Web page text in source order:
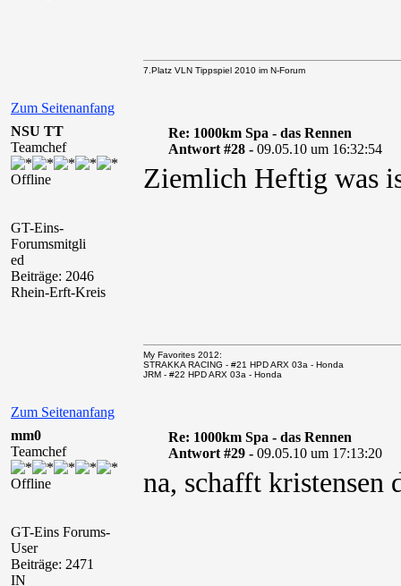
Zum Seitenanfang
7.Platz VLN Tippspiel 2010 im N-Forum
NSU TT
Teamchef
Offline
GT-Eins-
Forumsmitgli
ed
Beiträge: 2046
Rhein-Erft-Kreis
Re: 1000km Spa - das Rennen
Antwort #28 - 09.05.10 um 16:32:54
Ziemlich Heftig was
Zum Seitenanfang
My Favorites 2012:
STRAKKA RACING - #21 HPD ARX 03a - Honda
JRM - #22 HPD ARX 03a - Honda
mm0
Teamchef
Offline
GT-Eins Forums-
User
Beiträge: 2471
IN
Re: 1000km Spa - das Rennen
Antwort #29 - 09.05.10 um 17:13:20
na, schafft kristensen